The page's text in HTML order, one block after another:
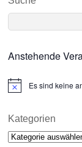
Anstehende
N
i
e
Es sind keine
Kategorien
Kategorien